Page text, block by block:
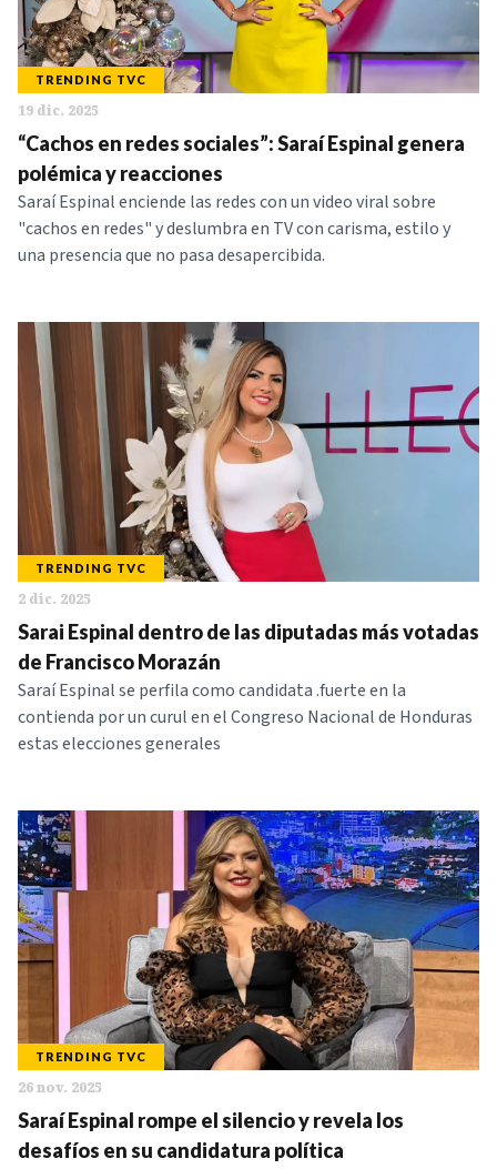
TRENDING TVC
19 dic. 2025
“Cachos en redes sociales”: Saraí Espinal genera
polémica y reacciones
Saraí Espinal enciende las redes con un video viral sobre
"cachos en redes" y deslumbra en TV con carisma, estilo y
una presencia que no pasa desapercibida.
TRENDING TVC
2 dic. 2025
Sarai Espinal dentro de las diputadas más votadas
de Francisco Morazán
Saraí Espinal se perfila como candidata .fuerte en la
contienda por un curul en el Congreso Nacional de Honduras
estas elecciones generales
TRENDING TVC
26 nov. 2025
Saraí Espinal rompe el silencio y revela los
desafíos en su candidatura política